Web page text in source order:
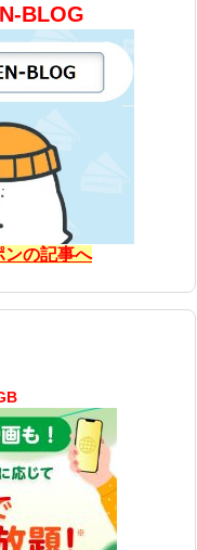
BLOG
の記事へ